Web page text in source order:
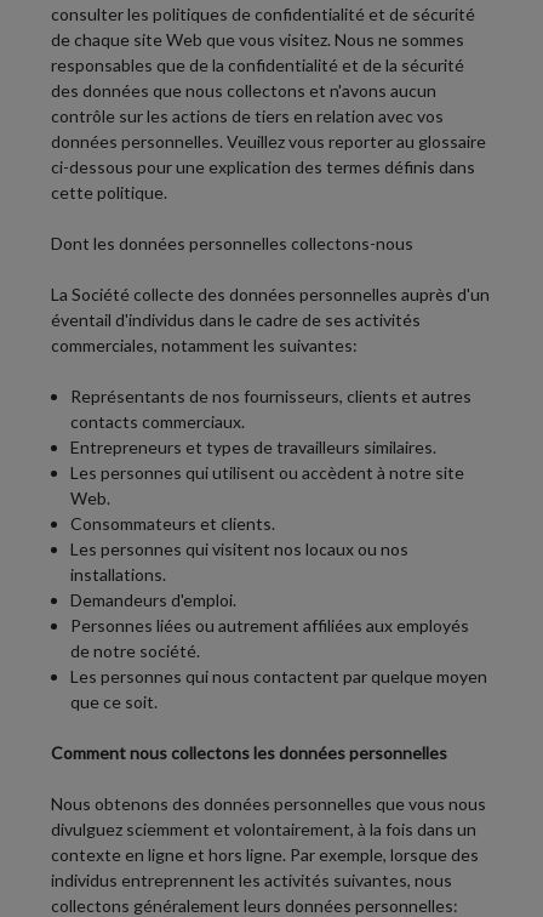
consulter les politiques de confidentialité et de sécurité
de chaque site Web que vous visitez. Nous ne sommes
responsables que de la confidentialité et de la sécurité
des données que nous collectons et n'avons aucun
contrôle sur les actions de tiers en relation avec vos
données personnelles. Veuillez vous reporter au glossaire
ci-dessous pour une explication des termes définis dans
cette politique.
Dont les données personnelles collectons-nous
La Société collecte des données personnelles auprès d'un
éventail d'individus dans le cadre de ses activités
commerciales, notamment les suivantes:
Représentants de nos fournisseurs, clients et autres
contacts commerciaux.
Entrepreneurs et types de travailleurs similaires.
Les personnes qui utilisent ou accèdent à notre site
Web.
Consommateurs et clients.
Les personnes qui visitent nos locaux ou nos
installations.
Demandeurs d'emploi.
Personnes liées ou autrement affiliées aux employés
de notre société.
Les personnes qui nous contactent par quelque moyen
que ce soit.
Comment nous collectons les données personnelles
Nous obtenons des données personnelles que vous nous
divulguez sciemment et volontairement, à la fois dans un
contexte en ligne et hors ligne. Par exemple, lorsque des
individus entreprennent les activités suivantes, nous
collectons généralement leurs données personnelles: